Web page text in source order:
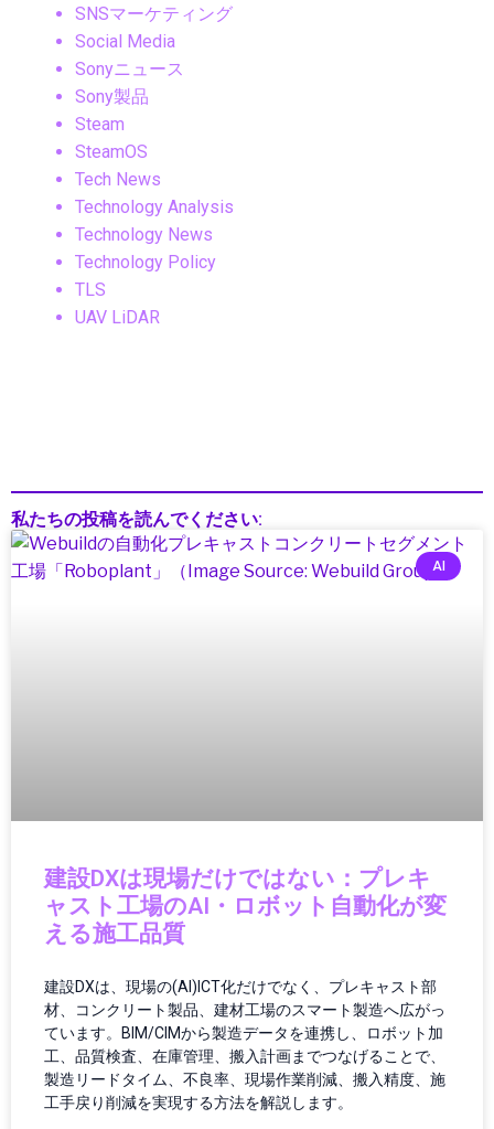
SNSマーケティング
Social Media
Sonyニュース
Sony製品
Steam
SteamOS
Tech News
Technology Analysis
Technology News
Technology Policy
TLS
UAV LiDAR
Web開発
Windows
Windowsデバイス
アニメ・マンガ
イヤホン・ヘッドホン
インターネット
インターネット・IT
インターネットトレンド
インド
インフォテインメント
インフラ
インフラ・調達
インフラ/都市設計
私たちの投稿を読んでください:
AI
建設DXは現場だけではない：プレキ
ャスト工場のAI・ロボット自動化が変
える施工品質
建設DXは、現場の(AI)ICT化だけでなく、プレキャスト部
材、コンクリート製品、建材工場のスマート製造へ広がっ
ています。BIM/CIMから製造データを連携し、ロボット加
工、品質検査、在庫管理、搬入計画までつなげることで、
製造リードタイム、不良率、現場作業削減、搬入精度、施
工手戻り削減を実現する方法を解説します。